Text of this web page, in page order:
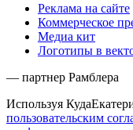
Реклама на сайте
Коммерческое
Медиа кит
Логотипы в
— партнер Рамблера
Используя
пользовательским